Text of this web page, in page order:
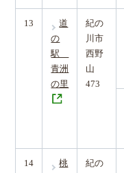
13
道
の
駅
青洲
の里
紀の
川市
西野
山
473
14
桃
紀の